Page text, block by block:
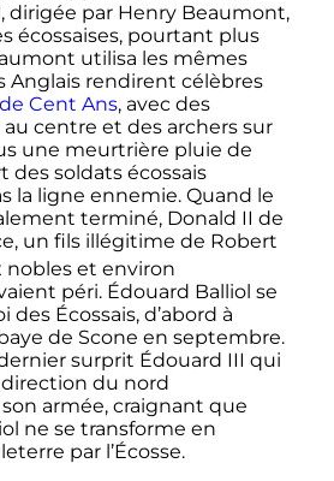
dirigée par Henry Beaumont,
écossaises, pourtant plus
utilisa les mêmes
Anglais rendirent célèbres
Cent Ans, avec des
centre et des archers sur
une meurtrière pluie de
des soldats écossais
la ligne ennemie. Quand le
terminé, Donald II de
un fils illégitime de Robert
nobles et environ
péri. Édouard Balliol se
des Écossais, d’abord à
de Scone en septembre.
surprit Édouard III qui
direction du nord
armée, craignant que
ne se transforme en
par l’Écosse.